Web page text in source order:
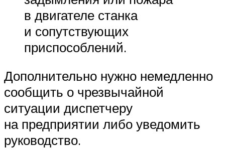
в двигателе станка
и сопутствующих
приспособлений.
Дополнительно нужно немедленно
сообщить о чрезвычайной
ситуации диспетчеру
на предприятии либо уведомить
руководство.